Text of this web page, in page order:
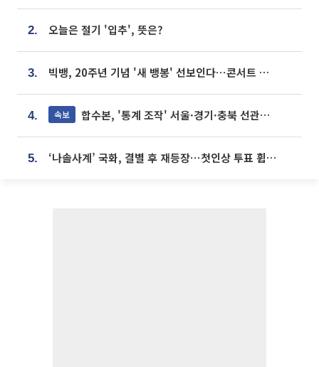
2. 오늘은 절기 '입추', 뜻은?
3. 빅뱅, 20주년 기념 '새 뱅봉' 선보인다⋯콘서트 앞두고 팝업 개최
4. 속보 합수본, '통계 조작' 서울·경기·충북 선관위 등 추가 압수수색
5. ‘나솔사계’ 국화, 결별 후 재등장⋯첫인상 투표 휩쓸고 ‘인기녀’ 등극